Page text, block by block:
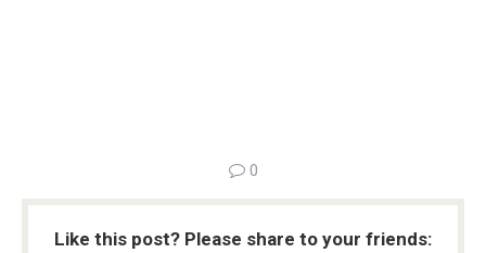
0
Like this post? Please share to your friends: